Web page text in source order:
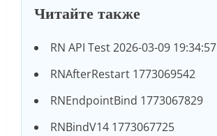
Читайте также
RN API Test 2026-03-09 19:34:57
RNAfterRestart 1773069542
RNEndpointBind 1773067829
RNBindV14 1773067725